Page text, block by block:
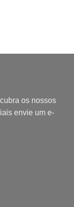
os nossos
envie um e-